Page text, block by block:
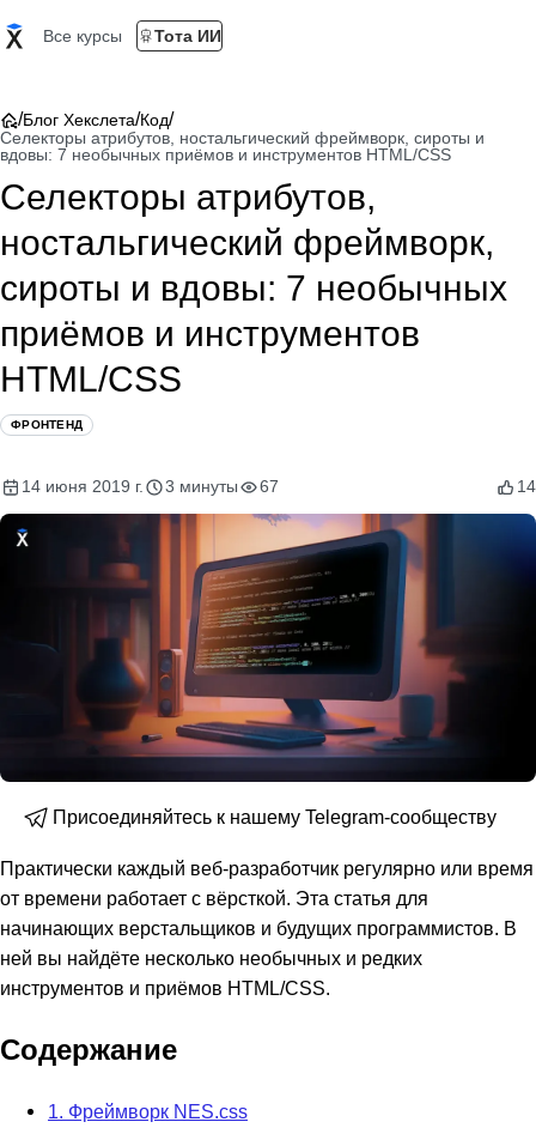
Все курсы Тота ИИ
/Блог Хекслета/Код/
Селекторы атрибутов, ностальгический фреймворк, сироты и
вдовы: 7 необычных приёмов и инструментов HTML/CSS
Селекторы атрибутов,
ностальгический фреймворк,
сироты и вдовы: 7 необычных
приёмов и инструментов
HTML/CSS
ФРОНТЕНД
14 июня 2019 г. 3 минуты 67 14
Присоединяйтесь к нашему Telegram-сообществу
Практически каждый веб-разработчик регулярно или время
от времени работает с вёрсткой. Эта статья для
начинающих верстальщиков и будущих программистов. В
ней вы найдёте несколько необычных и редких
инструментов и приёмов HTML/CSS.
Содержание
1. Фреймворк NES.css